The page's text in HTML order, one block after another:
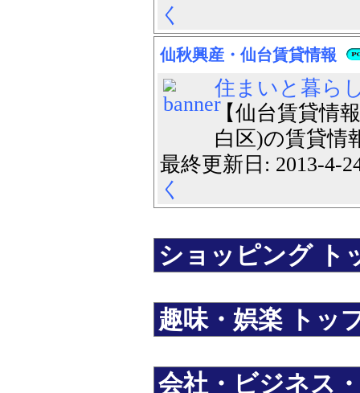
く
仙秋興産・仙台賃貸情報
住まいと暮ら
【仙台賃貸情
白区)の賃貸情
最終更新日: 2013-
く
ショッピング ト
趣味・娯楽 トッ
会社・ビジネス